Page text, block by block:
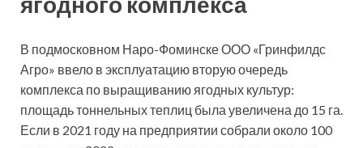
В подмосковном Наро-Фоминске ООО «Гринфилдс
Агро» ввело в эксплуатацию вторую очередь
комплекса по выращиванию ягодных культур:
площадь тоннельных теплиц была увеличена до 15 га.
Если в 2021 году на предприятии собрали около 100